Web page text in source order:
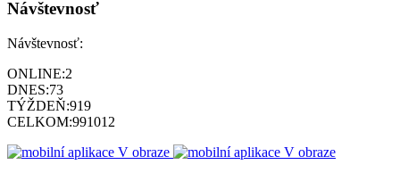
Návštevnosť
Návštevnosť:
ONLINE:2
DNES:73
TÝŽDEŇ:919
CELKOM:991012